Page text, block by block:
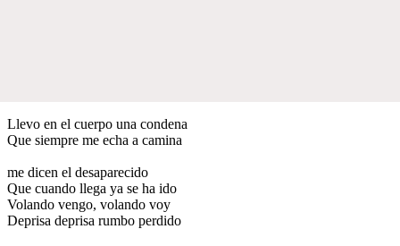
Llevo en el cuerpo una condena
Que siempre me echa a camina
me dicen el desaparecido
Que cuando llega ya se ha ido
Volando vengo, volando voy
Deprisa deprisa rumbo perdido